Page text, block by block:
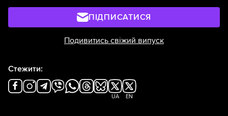
ПІДПИСАТИСЯ
Подивитись свіжий випуск
Стежити:
UA EN